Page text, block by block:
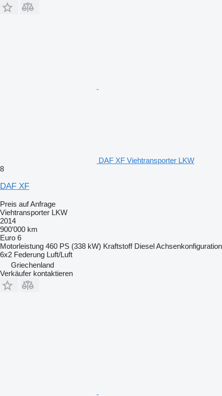
DAF XF Viehtransporter LKW
8
DAF XF
Preis auf Anfrage
Viehtransporter LKW
2014
900’000 km
Euro 6
Motorleistung 460 PS (338 kW) Kraftstoff DieselAchsenkonfiguration
6x2 Federung Luft/Luft
Griechenland
Verkäufer kontaktieren